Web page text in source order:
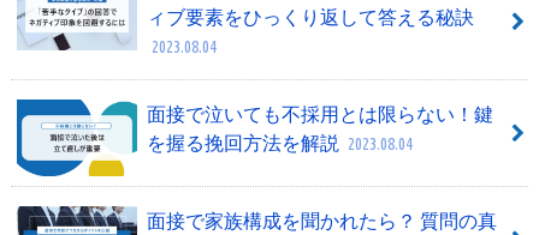
ィブ要素をひっくり返して答える秘訣
2023.08.04
面接で泣いても不採用とは限らない！鍵
を握る挽回方法を解説
2023.08.04
面接で家族構成を聞かれたら？ 質問の真